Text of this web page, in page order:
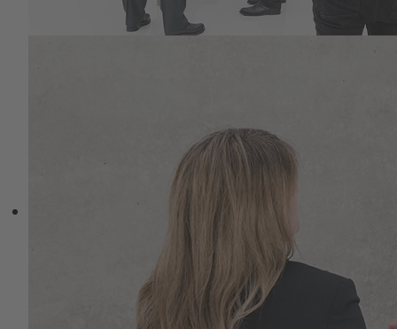
In welchem Kontext steht das nun mit der
Besuchen in einem botanischen Garten zu
ermuntern und zur detaillierten
Beobachtung des Wachstums von
Pflanzen. Dies, um die Kräfte von
Selbstheilung und Wachstum zu
stimulieren - sind wir doch ein Teil der
etwas distanziert formulierten “Um-Welt”.
Von Kindern lernen: Einen Bachlauf